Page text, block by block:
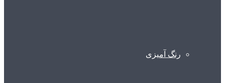
رنگ آمیزی